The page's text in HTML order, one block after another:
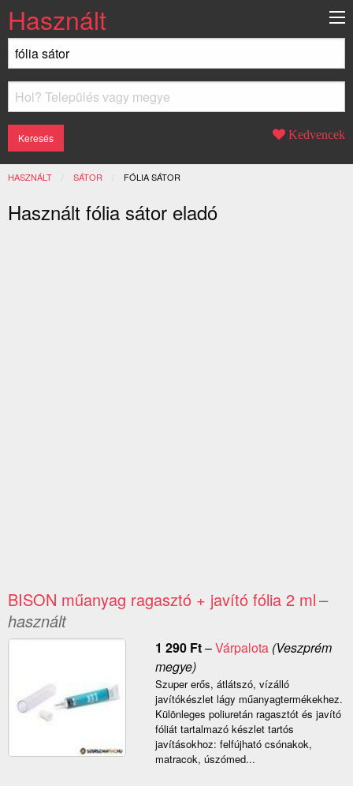
Használt
Kedvencek
HASZNÁLT SÁTOR JELENLEGI:
FÓLIA SÁTOR
Használt fólia sátor eladó
BISON műanyag ragasztó + javító fólia 2 ml–
használt
1 290 Ft–Várpalota(Veszprém
megye)
Szuper erős, átlátszó, vízálló
javítókészlet lágy műanyagtermékekhez.
Különleges poliuretán ragasztót és javító
fóliát tartalmazó készlet tartós
javításokhoz: felfújható csónakok,
matracok, úszómed...